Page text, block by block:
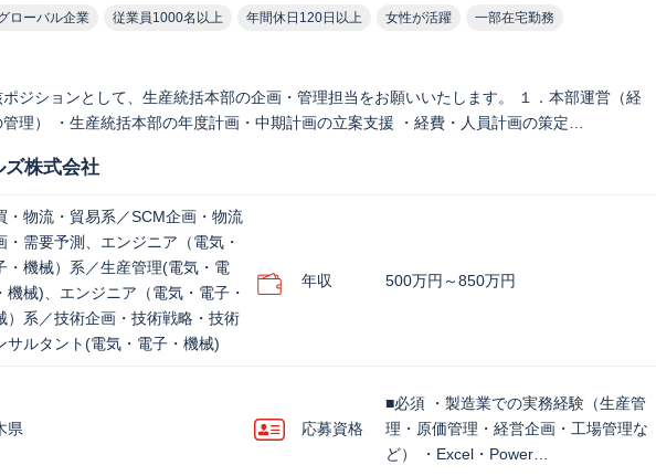
ローバル企業 従業員1000名以上 年間休日120日以上 女性が活躍 一部在宅勤務
ジションとして、生産統括本部の企画・管理担当をお願いいたします。 １．本部運営（経
理） ・生産統括本部の年度計画・中期計画の立案支援 ・経費・人員計画の策定…
ズ株式会社
・物流・貿易系／SCM企画・物流
・需要予測、エンジニア（電気・
・機械）系／生産管理(電気・電
機械)、エンジニア（電気・電子・
）系／技術企画・技術戦略・技術
サルタント(電気・電子・機械)
年収 500万円～850万円
県 応募資格
■必須 ・製造業での実務経験（生産管
理・原価管理・経営企画・工場管理な
ど） ・Excel・Power…